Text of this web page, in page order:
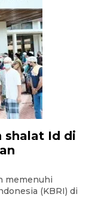
shalat Id di
memenuhi
(KBRI) di